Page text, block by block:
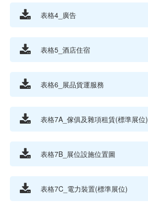
表格4_廣告
表格5_酒店住宿
表格6_展品貨運服務
表格7A_傢俱及雜項租賃(標準展位)
表格7B_展位設施位置圖
表格7C_電力裝置(標準展位)